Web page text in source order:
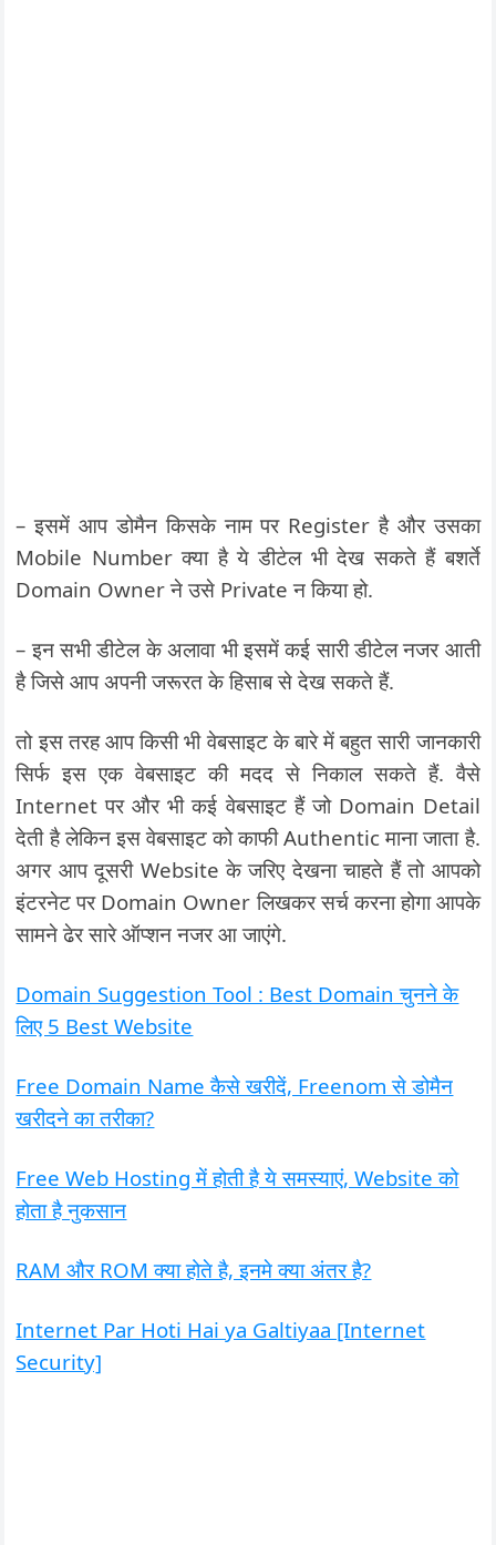
– इसमें आप डोमैन किसके नाम पर Register है और उसका
Mobile Number क्या है ये डीटेल भी देख सकते हैं बशर्ते
Domain Owner ने उसे Private न किया हो.
– इन सभी डीटेल के अलावा भी इसमें कई सारी डीटेल नजर आती
है जिसे आप अपनी जरूरत के हिसाब से देख सकते हैं.
तो इस तरह आप किसी भी वेबसाइट के बारे में बहुत सारी जानकारी
सिर्फ इस एक वेबसाइट की मदद से निकाल सकते हैं. वैसे
Internet पर और भी कई वेबसाइट हैं जो Domain Detail
देती है लेकिन इस वेबसाइट को काफी Authentic माना जाता है.
अगर आप दूसरी Website के जरिए देखना चाहते हैं तो आपको
इंटरनेट पर Domain Owner लिखकर सर्च करना होगा आपके
सामने ढेर सारे ऑप्शन नजर आ जाएंगे.
Domain Suggestion Tool : Best Domain चुनने के
लिए 5 Best Website
Free Domain Name कैसे खरीदें, Freenom से डोमैन
खरीदने का तरीका?
Free Web Hosting में होती है ये समस्याएं, Website को
होता है नुकसान
RAM और ROM क्या होते है, इनमे क्या अंतर है?
Internet Par Hoti Hai ya Galtiyaa [Internet
Security]